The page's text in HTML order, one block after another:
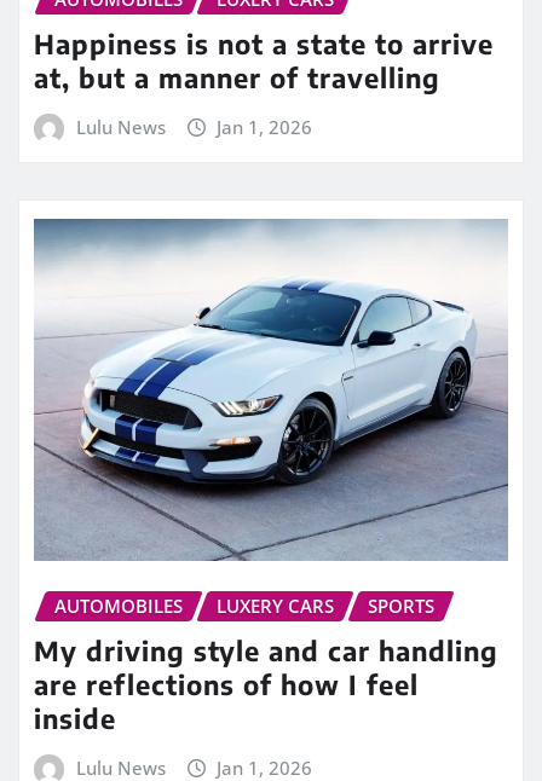
Happiness is not a state to arrive
at, but a manner of travelling
Lulu News Jan 1, 2026
AUTOMOBILES LUXERY CARS SPORTS
My driving style and car handling
are reflections of how I feel
inside
Lulu News Jan 1, 2026